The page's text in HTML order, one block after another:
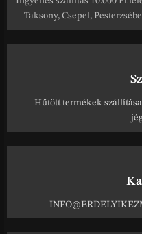
Taksony, Csepel,
Hűtött termékek